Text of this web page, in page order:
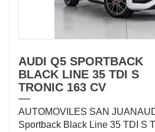
AUDI Q5 SPORTBACK
BLACK LINE 35 TDI S
TRONIC 163 CV
AUTOMOVILES SAN
Sportback Black Line 35 TDI S